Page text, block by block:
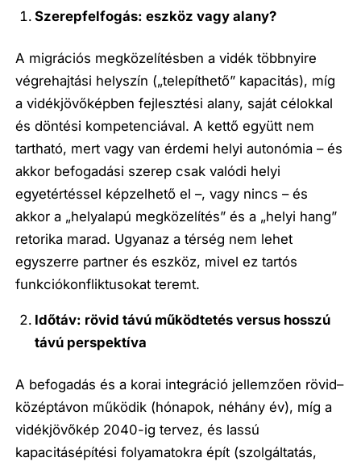
Szerepfelfogás: eszköz vagy alany?
A migrációs megközelítésben a vidék többnyire
végrehajtási helyszín („telepíthető” kapacitás), míg
a vidékjövőképben fejlesztési alany, saját célokkal
és döntési kompetenciával. A kettő együtt nem
tartható, mert vagy van érdemi helyi autonómia – és
akkor befogadási szerep csak valódi helyi
egyetértéssel képzelhető el –, vagy nincs – és
akkor a „helyalapú megközelítés” és a „helyi hang”
retorika marad. Ugyanaz a térség nem lehet
egyszerre partner és eszköz, mivel ez tartós
funkciókonfliktusokat teremt.
Időtáv: rövid távú működtetés versus hosszú
távú perspektíva
A befogadás és a korai integráció jellemzően rövid–
középtávon működik (hónapok, néhány év), míg a
vidékjövőkép 2040-ig tervez, és lassú
kapacitásépítési folyamatokra épít (szolgáltatás,